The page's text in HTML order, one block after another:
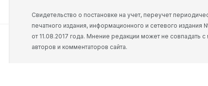
Свидетельство о постановке на учет, переучет
печатного издания, информационного и сетевого
от 11.08.2017 года. Мнение редакции может не совпадать
авторов и комментаторов сайта.